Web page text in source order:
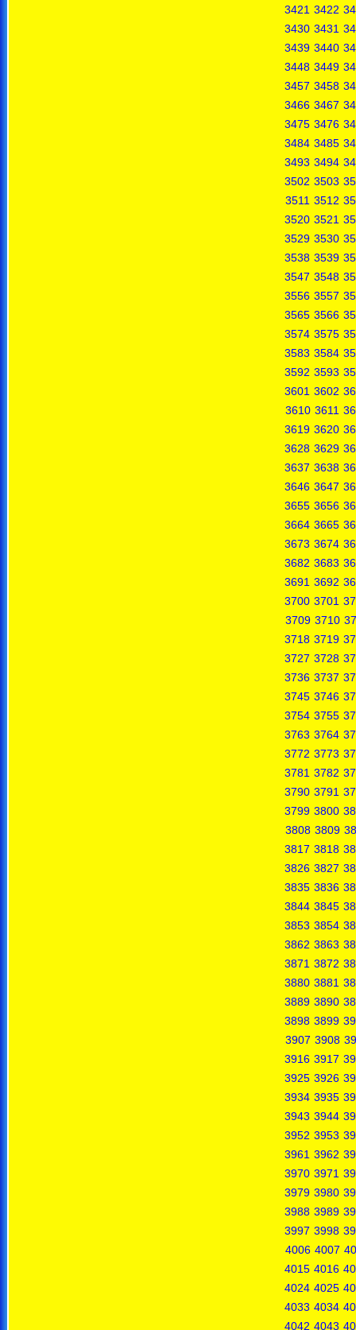
3421 3422
3430 3431
3439 3440
3448 3449
3457 3458
3466 3467
3475 3476
3484 3485
3493 3494
3502 3503
3511 3512
3520 3521
3529 3530
3538 3539
3547 3548
3556 3557
3565 3566
3574 3575
3583 3584
3592 3593
3601 3602
3610 3611
3619 3620
3628 3629
3637 3638
3646 3647
3655 3656
3664 3665
3673 3674
3682 3683
3691 3692
3700 3701
3709 3710
3718 3719
3727 3728
3736 3737
3745 3746
3754 3755
3763 3764
3772 3773
3781 3782
3790 3791
3799 3800
3808 3809
3817 3818
3826 3827
3835 3836
3844 3845
3853 3854
3862 3863
3871 3872
3880 3881
3889 3890
3898 3899
3907 3908
3916 3917
3925 3926
3934 3935
3943 3944
3952 3953
3961 3962
3970 3971
3979 3980
3988 3989
3997 3998
4006 4007
4015 4016
4024 4025
4033 4034
4042 4043